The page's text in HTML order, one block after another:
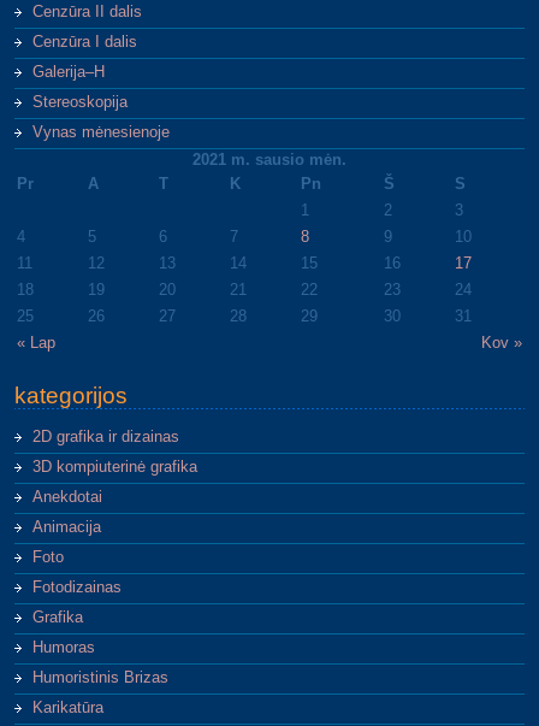
Cenzūra II dalis
Cenzūra I dalis
Galerija–H
Stereoskopija
Vynas mėnesienoje
2021 m. sausio mėn.
Pr
A K Pn Š S
« Lap Kov »
1 2
3
4
5 6 7 8 9
10
11
12 13 14 15 16
17
18
19 20 21 22 23
24
25
26 27 28 29 30 31
kategorijos
2D grafika ir dizainas
3D kompiuterinė grafika
Anekdotai
Animacija
Foto
Fotodizainas
Grafika
Humoras
Humoristinis Brizas
Karikatūra